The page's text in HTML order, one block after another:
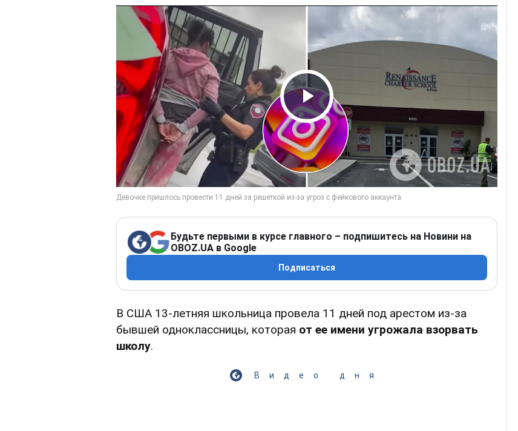
Play Video
Будьте первыми в курсе главного – подпишитесь на Новини на
OBOZ.UA в Google
Подписаться
В США 13-летняя школьница провела 11 дней под арестом из-за
бывшей одноклассницы, которая от ее имени угрожала взорвать
школу.
Видео дня